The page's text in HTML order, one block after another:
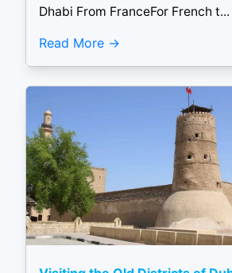
Dhabi From FranceFor French t...
Read More